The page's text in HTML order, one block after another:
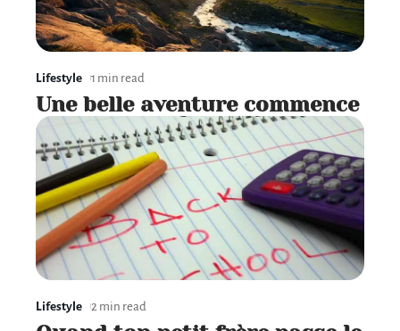
Lifestyle 1 min read
Une belle aventure commence
Lifestyle 2 min read